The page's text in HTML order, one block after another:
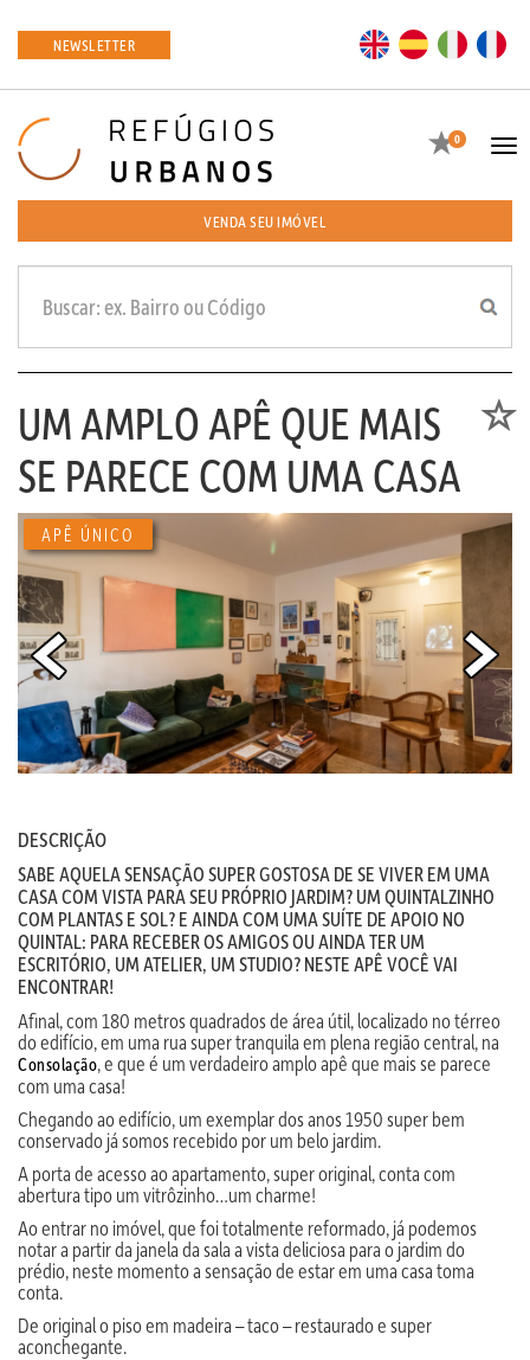
NEWSLETTER EN ES
Favoritos
0
VENDA SEU IMÓVEL
UM AMPLO APÊ QUE MAIS
SE PARECE COM UMA CASA
APÊ ÚNICO
DESCRIÇÃO
SABE AQUELA SENSAÇÃO SUPER GOSTOSA DE SE VIVER EM UMA
CASA COM VISTA PARA SEU PRÓPRIO JARDIM? UM QUINTALZINHO
COM PLANTAS E SOL? E AINDA COM UMA SUÍTE DE APOIO NO
QUINTAL: PARA RECEBER OS AMIGOS OU AINDA TER UM
ESCRITÓRIO, UM ATELIER, UM STUDIO? NESTE APÊ VOCÊ VAI
ENCONTRAR!
Afinal, com 180 metros quadrados de área útil, localizado no térreo
do edifício, em uma rua super tranquila em plena região central, na
Consolação, e que é um verdadeiro amplo apê que mais se parece
com uma casa!
Chegando ao edifício, um exemplar dos anos 1950 super bem
conservado já somos recebido por um belo jardim.
A porta de acesso ao apartamento, super original, conta com
abertura tipo um vitrôzinho…um charme!
Ao entrar no imóvel, que foi totalmente reformado, já podemos
notar a partir da janela da sala a vista deliciosa para o jardim do
prédio, neste momento a sensação de estar em uma casa toma
conta.
De original o piso em madeira – taco – restaurado e super
aconchegante.